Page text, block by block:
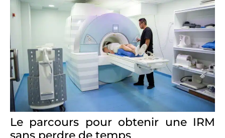
Le parcours pour obtenir une IRM
sans perdre de temps